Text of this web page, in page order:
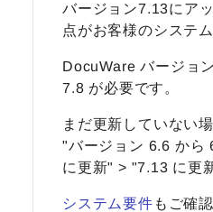
バージョン7.13にア
点がお客様のシステ
DocuWare バージョ
7.8 が必要です。
まだ更新していない
"バージョン 6.6 から
に更新" > "7.13 に更
システム要件 もご確